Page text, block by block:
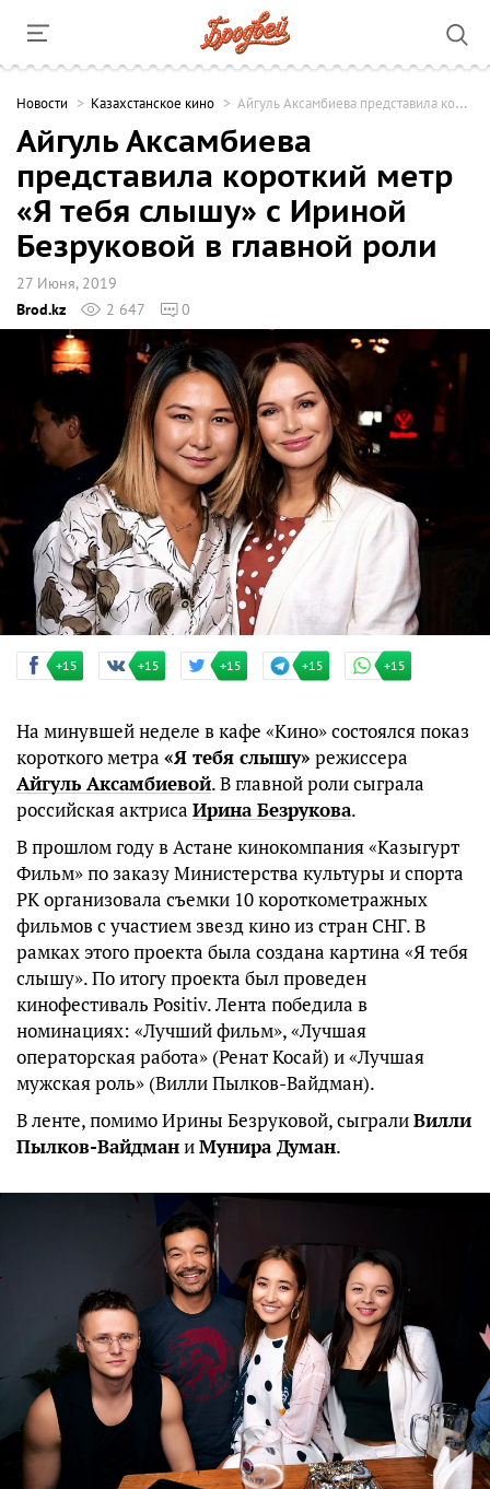
Новости Казахстанское кино Айгуль Аксамбиева представила короткий метр «Я тебя слышу» с Ириной Безруковой в главной роли
Айгуль Аксамбиева
представила короткий метр
«Я тебя слышу» с Ириной
Безруковой в главной роли
27 Июня, 2019
Brod.kz
2 647 0
+15 +15 +15 +15 +15
На минувшей неделе в кафе «Кино» состоялся показ
короткого метра «Я тебя слышу» режиссера
Айгуль Аксамбиевой. В главной роли сыграла
российская актриса Ирина Безрукова.
В прошлом году в Астане кинокомпания «Казыгурт
Фильм» по заказу Министерства культуры и спорта
РК организовала съемки 10 короткометражных
фильмов с участием звезд кино из стран СНГ. В
рамках этого проекта была создана картина «Я тебя
слышу». По итогу проекта был проведен
кинофестиваль Positiv. Лента победила в
номинациях: «Лучший фильм», «Лучшая
операторская работа» (Ренат Косай) и «Лучшая
мужская роль» (Вилли Пылков-Вайдман).
В ленте, помимо Ирины Безруковой, сыгралиВилли
Пылков-ВайдманиМунира Думан.